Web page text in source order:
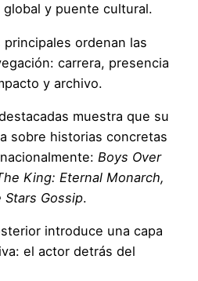
y puente cultural.
ordenan las
carrera, presencia
y archivo.
muestra que su
sobre historias concretas
Boys Over
King: Eternal Monarch,
Stars Gossip.
introduce una capa
el actor detrás del